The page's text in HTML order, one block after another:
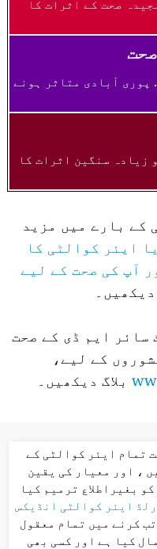
صحت کے اثرات کا
پوری آبادی متاثر ہونے
زیادہ سنگین اثرات کا
کے بارے میں مزید
ایئر کوالٹی کا
آپ کی صحت کے لیے
دیکھیں۔
سائر ایم ڈی کے صحت
کے لیے،
بلاگ دیکھیں۔
تمام ایئر کوالٹی کے
، اور معیار کی یقین
بغیراطلاع ترمیم کیا
ایئر کوالٹی انڈیکس
کرنے میں تمام معقول
کیا ہے اور کسی بھی